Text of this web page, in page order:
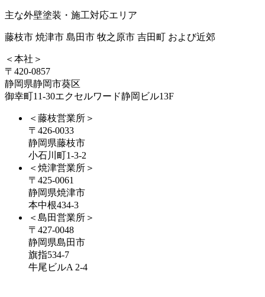
主な外壁塗装・施工対応エリア
藤枝市 焼津市 島田市 牧之原市 吉田町 および近郊
＜本社＞
〒420-0857
静岡県静岡市葵区
御幸町11-30エクセルワード静岡ビル13F
＜藤枝営業所＞
〒426-0033
静岡県藤枝市
小石川町1-3-2
＜焼津営業所＞
〒425-0061
静岡県焼津市
本中根434-3
＜島田営業所＞
〒427-0048
静岡県島田市
旗指534-7
牛尾ビルA 2-4